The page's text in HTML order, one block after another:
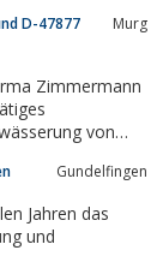
D-47877
Murg
Zimmermann
von
Reitplatzes
Gundelfingen
Jahren das
und